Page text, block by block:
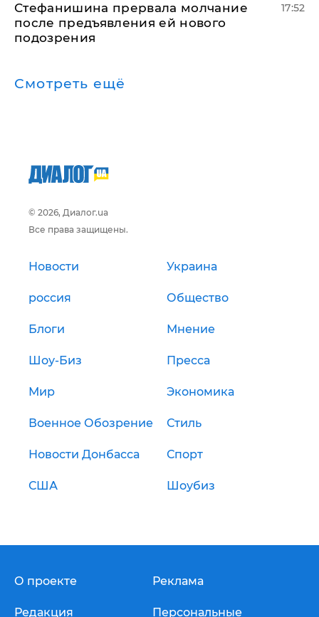
Стефанишина прервала молчание
после предъявления ей нового
подозрения
17:52
Смотреть ещё
© 2026, Диалог.ua
Все права защищены.
Новости Украина
россия Общество
Блоги Мнение
Шоу-Биз Пресса
Мир Экономика
Военное Обозрение Стиль
Новости Донбасса Спорт
США Шоубиз
О проекте
Редакция
Реклама
Персональные